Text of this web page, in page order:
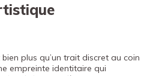
plus qu’un trait discret au coin
empreinte identitaire qui